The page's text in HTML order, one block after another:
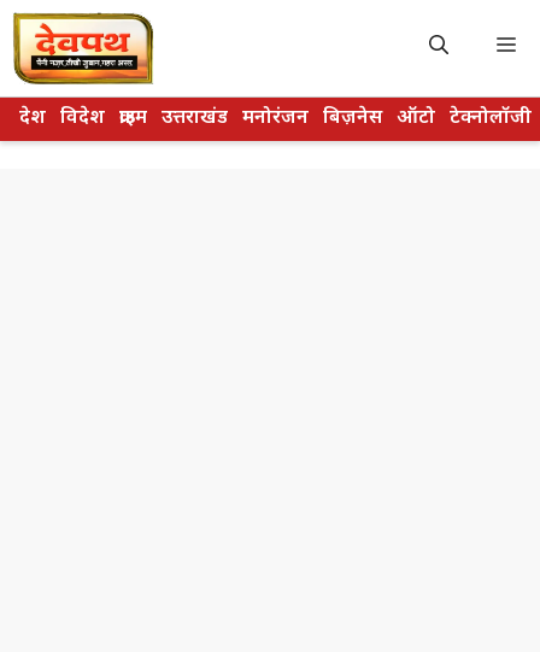
Skip
to
content
देश विदेश क्राइम उत्तराखंड मनोरंजन बिज़नेस ऑटो टेक्नोलॉजी